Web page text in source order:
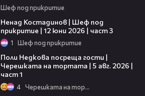
Шеф под прикритие
Ненад Костадинов | Шеф под
прикритие | 12 юни 2026 | част 3
1 Шеф под прикритие
Поли Недкова посреща гости |
Черешката на тортата | 5 авг. 2026 |
част 1
4 Черешката на тортата